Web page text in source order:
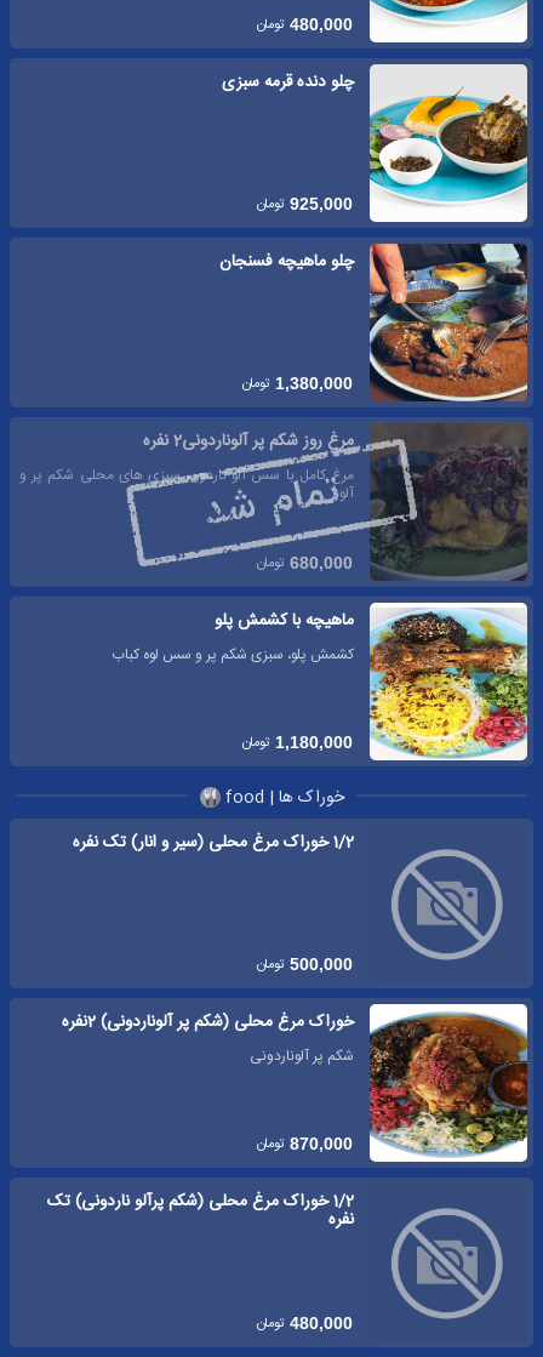
480,000 تومان
چلو دنده قرمه سبزی
925,000 تومان
چلو ماهیچه فسنجان
1,380,000 تومان
مرغ روز شکم پر آلوناردونی2 نفره
مرغ کامل با سس آلو ناردون، سبزی های محلی شکم پر و
آلو
680,000 تومان
ماهیچه با کشمش پلو
کشمش پلو، سبزی شکم پر و سس لوه کباب
1,180,000 تومان
خوراک ها | food
1/2 خوراک مرغ محلی (سیر و انار) تک نفره
500,000 تومان
خوراک مرغ محلی (شکم پر آلوناردونی) 2نفره
شکم پر آلوناردونی
870,000 تومان
1/2 خوراک مرغ محلی (شکم پرآلو ناردونی) تک
نفره
480,000 تومان